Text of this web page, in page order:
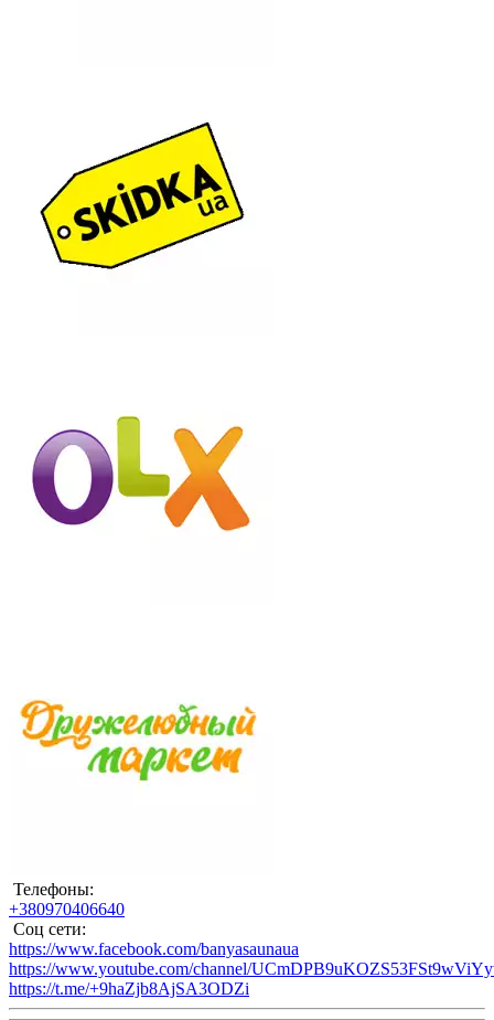
Телефоны:
+380970406640
Соц сети:
https://www.facebook.com/banyasaunaua
https://www.youtube.com/channel/
https://t.me/+9haZjb8AjSA3ODZi